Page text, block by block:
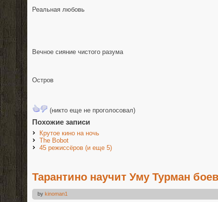
Реальная любовь
Вечное сияние чистого разума
Остров
(никто еще не проголосовал)
Похожие записи
Крутое кино на ночь
The Bobot
45 режиссёров (и еще 5)
Тарантино научит Уму Турман
by kinoman1